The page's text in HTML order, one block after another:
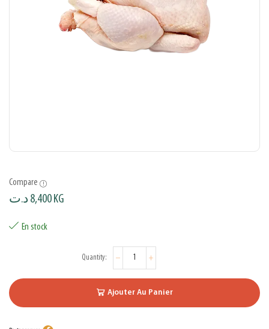
Compare
8,400د.ت KG
En stock
Ajouter Au Panier